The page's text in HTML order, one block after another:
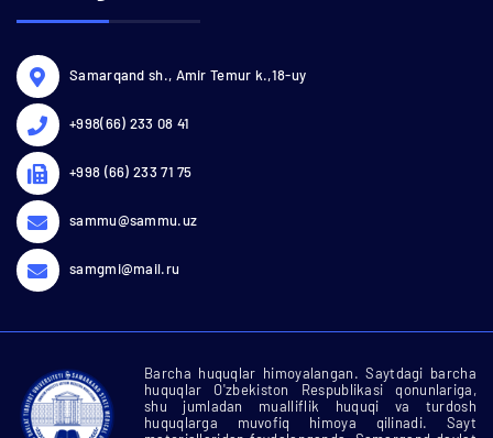
Samarqand sh., Amir Temur k.,18-uy
+998(66) 233 08 41
+998 (66) 233 71 75
sammu@sammu.uz
samgmi@mail.ru
Barcha huquqlar himoyalangan. Saytdagi barcha
huquqlar O'zbekiston Respublikasi qonunlariga,
shu jumladan mualliflik huquqi va turdosh
huquqlarga muvofiq himoya qilinadi. Sayt